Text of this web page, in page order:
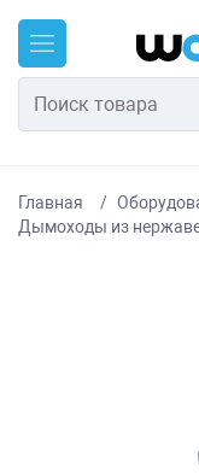
Главная
Дымоходы из